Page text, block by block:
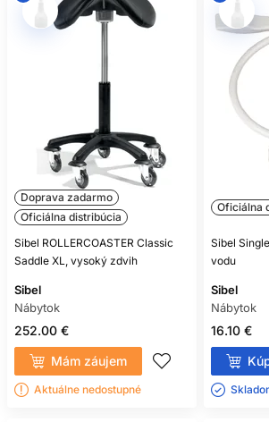
Doprava zadarmo
Oficiálna distribúcia
Sibel ROLLERCOASTER Classic
Saddle XL, vysoký zdvih
Sibel
Nábytok
252.00 €
Mám záujem
Aktuálne nedostupné
Oficiálna
Sibel
vodu
Sibel
Nábytok
16.10 €
Skladom